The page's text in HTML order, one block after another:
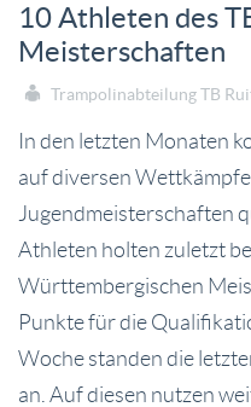
10 Athleten des
Meisterschaften
Trampolinabteilung TB
In den letzten Monaten
auf diversen
Jugendmeisterschaften
Athleten holten zuletzt
Württembergischen
Punkte für die
Woche standen die
an. Auf diesen nutzen